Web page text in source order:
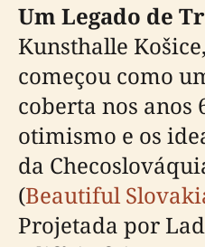
Um Legado de
Kunsthalle
começou como
coberta nos anos
otimismo e os
da
(Beautiful
Projetada por